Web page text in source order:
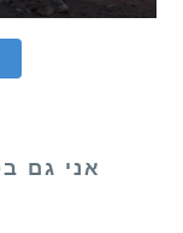
אני גם